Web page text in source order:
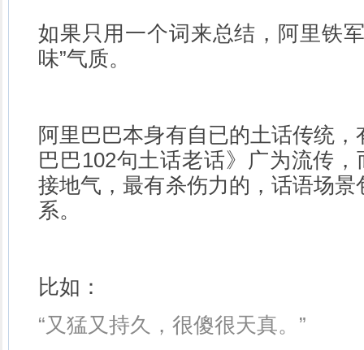
如果只用一个词来总结，阿里铁
味”气质。
阿里巴巴本身有自已的土话传统
巴巴102句土话老话》广为流传，
接地气，最有杀伤力的，话语场
系。
比如：
“又猛又持久，很傻很天真。”